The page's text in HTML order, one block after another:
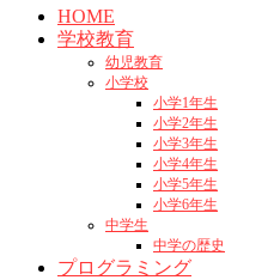
HOME
学校教育
幼児教育
小学校
小学1年生
小学2年生
小学3年生
小学4年生
小学5年生
小学6年生
中学生
中学の歴史
プログラミング